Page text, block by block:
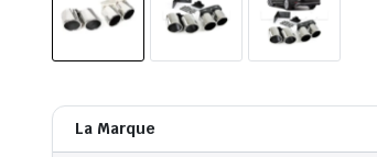
La Marque